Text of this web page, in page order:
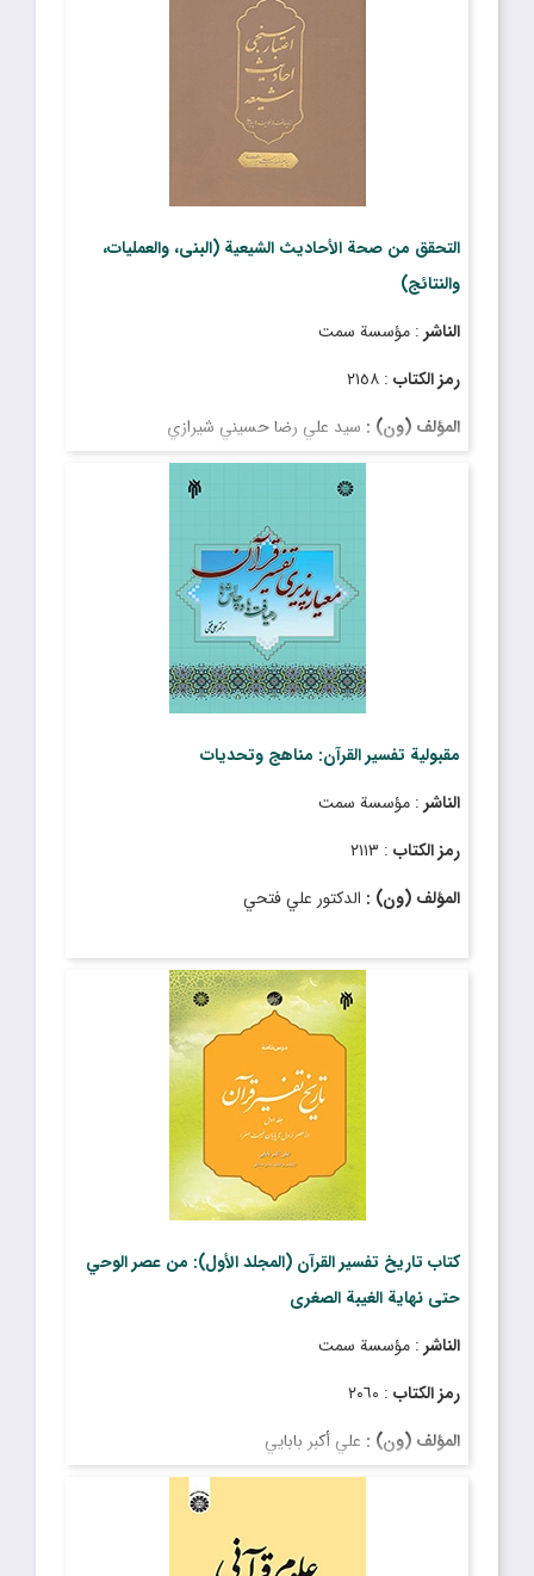
التحقق من صحة الأحاديث الشيعية (البنى، والعمليات،
والنتائج)
الناشر : مؤسسة سمت
رمز الكتاب : ٢١٥٨
المؤلف (ون) : سيد علي رضا حسيني شيرازي
مقبولية تفسير القرآن: مناهج وتحديات
الناشر : مؤسسة سمت
رمز الكتاب : ٢١١٣
المؤلف (ون) : الدكتور علي فتحي
كتاب تاريخ تفسير القرآن (المجلد الأول): من عصر الوحي
حتى نهاية الغيبة الصغرى
الناشر : مؤسسة سمت
رمز الكتاب : ٢٠٦٠
المؤلف (ون) : علي أكبر بابايي